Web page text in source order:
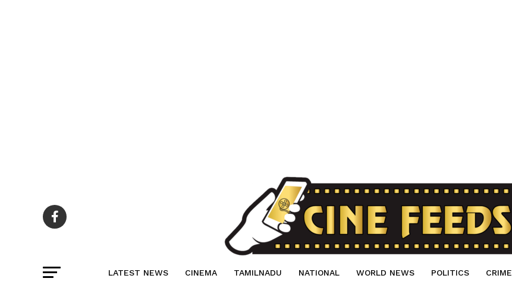
LATEST NEWS CINEMA TAMILNADU NATIONAL WORLD NEWS POLITICS CRIME